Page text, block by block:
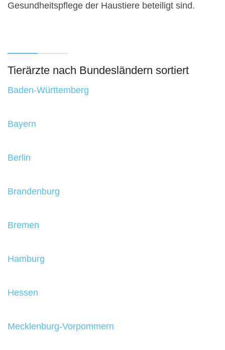
Gesundheitspflege der Haustiere beteiligt sind.
Tierärzte nach Bundesländern sortiert
Baden-Württemberg
Bayern
Berlin
Brandenburg
Bremen
Hamburg
Hessen
Mecklenburg-Vorpommern